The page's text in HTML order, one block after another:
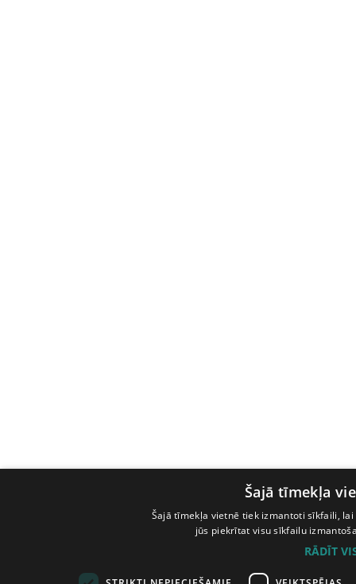
Šajā tīmekļa
Šajā tīmekļa vietnē tiek izmantoti sīkfaili,
jūs piekrītat visu sīkfailu
RĀDĪT